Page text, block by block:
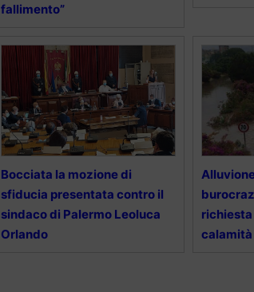
fallimento”
Bocciata la mozione di
sfiducia presentata contro il
sindaco di Palermo Leoluca
Orlando
richiesta
calamità